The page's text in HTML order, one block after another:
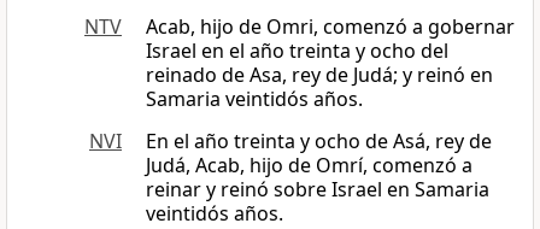
NTV
Acab, hijo de Omri, comenzó a gobernar
Israel en el año treinta y ocho del
reinado de Asa, rey de Judá; y reinó en
Samaria veintidós años.
NVI
En el año treinta y ocho de Asá, rey de
Judá, Acab, hijo de Omrí, comenzó a
reinar y reinó sobre Israel en Samaria
veintidós años.